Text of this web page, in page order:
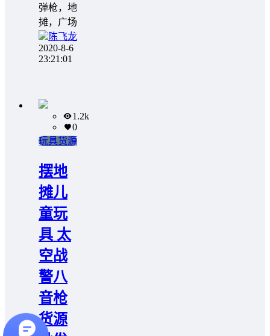
弹枪，地
摊，广场
陈飞龙
2020-8-6
23:21:01
1.2k
0
玩具货源
摆地
摊儿
童玩
具 太
空战
警八
音枪
货源